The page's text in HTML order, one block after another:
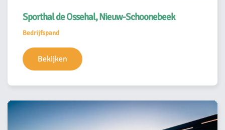
Sporthal de Ossehal, Nieuw-Schoonebeek
Bedrijfspand
Bekijken